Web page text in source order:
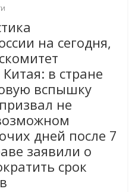
на сегодня,
в стране
вспышку
не
дней после 7
заявили о
срок